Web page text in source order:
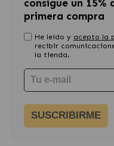
consigue un 15%
primera compra
He leído y acepto la
recibir
la tienda.
SUSCRIBIRME